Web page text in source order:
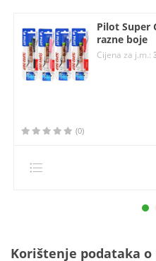
Pilot Super
razne boje
Cijena za j.m.:
(0)
Korištenje podataka o